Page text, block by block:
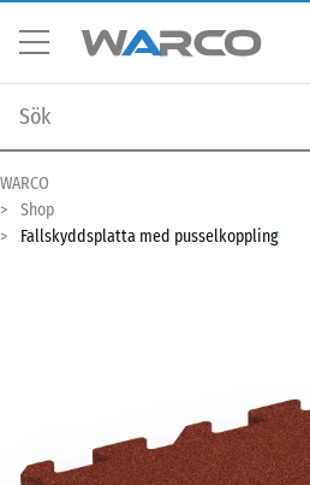
WARCO
Shop
Fallskyddsplatta med pusselkoppling